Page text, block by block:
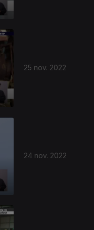
25 nov. 2022
24 nov. 2022